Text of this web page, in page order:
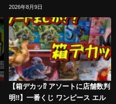
2026年8月9日
【箱デカッ⁉︎ アソートに店舗数判
明‼︎】一番くじ ワンピース エル